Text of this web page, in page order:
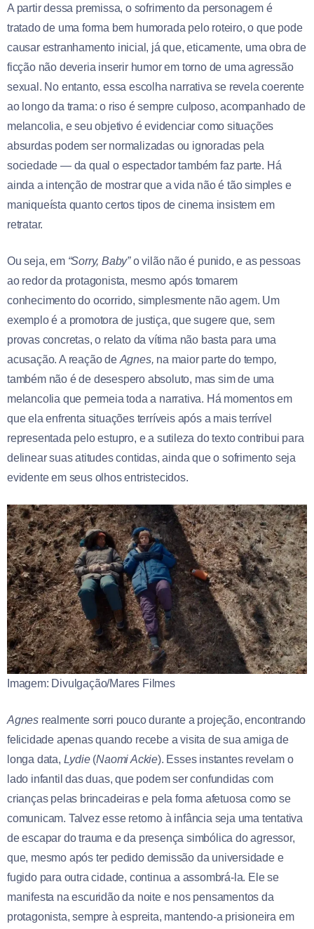
A partir dessa premissa, o sofrimento da personagem é
tratado de uma forma bem humorada pelo roteiro, o que pode
causar estranhamento inicial, já que, eticamente, uma obra de
ficção não deveria inserir humor em torno de uma agressão
sexual. No entanto, essa escolha narrativa se revela coerente
ao longo da trama: o riso é sempre culposo, acompanhado de
melancolia, e seu objetivo é evidenciar como situações
absurdas podem ser normalizadas ou ignoradas pela
sociedade — da qual o espectador também faz parte. Há
ainda a intenção de mostrar que a vida não é tão simples e
maniqueísta quanto certos tipos de cinema insistem em
retratar.
Ou seja, em “Sorry, Baby”o vilão não é punido, e as pessoas
ao redor da protagonista, mesmo após tomarem
conhecimento do ocorrido, simplesmente não agem. Um
exemplo é a promotora de justiça, que sugere que, sem
provas concretas, o relato da vítima não basta para uma
acusação. A reação de Agnes, na maior parte do tempo,
também não é de desespero absoluto, mas sim de uma
melancolia que permeia toda a narrativa. Há momentos em
que ela enfrenta situações terríveis após a mais terrível
representada pelo estupro, e a sutileza do texto contribui para
delinear suas atitudes contidas, ainda que o sofrimento seja
evidente em seus olhos entristecidos.
Imagem: Divulgação/Mares Filmes
Agnes realmente sorri pouco durante a projeção, encontrando
felicidade apenas quando recebe a visita de sua amiga de
longa data, Lydie(Naomi Ackie). Esses instantes revelam o
lado infantil das duas, que podem ser confundidas com
crianças pelas brincadeiras e pela forma afetuosa como se
comunicam. Talvez esse retorno à infância seja uma tentativa
de escapar do trauma e da presença simbólica do agressor,
que, mesmo após ter pedido demissão da universidade e
fugido para outra cidade, continua a assombrá-la. Ele se
manifesta na escuridão da noite e nos pensamentos da
protagonista, sempre à espreita, mantendo-a prisioneira em